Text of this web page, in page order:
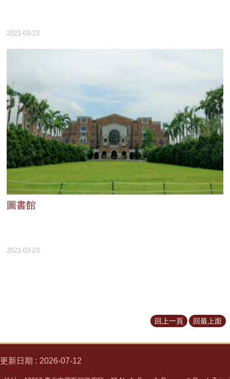
2021-03-23
圖書館
2021-03-23
回上一頁 回最上面
更新日期 2026-07-12